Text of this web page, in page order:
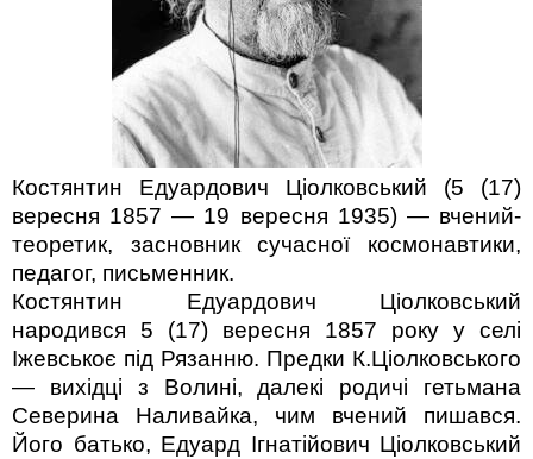
Костянтин Едуардович Ціолковський (5 (17)
вересня 1857 — 19 вересня 1935) — вчений-
теоретик, засновник сучасної космонавтики,
педагог, письменник.
Костянтин Едуардович Ціолковський
народився 5 (17) вересня 1857 року у селі
Іжевськоє під Рязанню. Предки К.Ціолковського
— вихідці з Волині, далекі родичі гетьмана
Северина Наливайка, чим вчений пишався.
Його батько, Едуард Ігнатійович Ціолковський